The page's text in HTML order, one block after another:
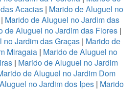
Acacias | Marido de Aluguel no
Marido de Aluguel no Jardim das
de Aluguel no Jardim das Flores |
no Jardim das Graças | Marido de
Miragaia| Marido de Aluguel no
| Marido de Aluguel no Jardim
de Aluguel no Jardim Dom
no Jardim dos Ipes | Marido